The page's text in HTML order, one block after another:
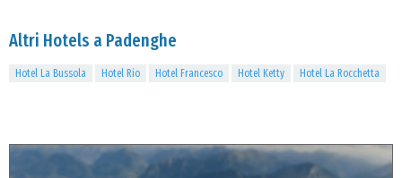
Altri Hotels a Padenghe
Hotel La Bussola Hotel Rio Hotel Francesco Hotel Ketty Hotel La Rocchetta